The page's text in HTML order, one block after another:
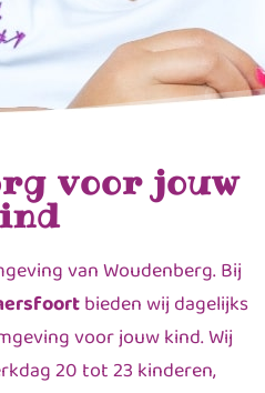
voor jouw
van Woudenberg. Bij
bieden wij dagelijks
voor jouw kind. Wij
20 tot 23 kinderen,